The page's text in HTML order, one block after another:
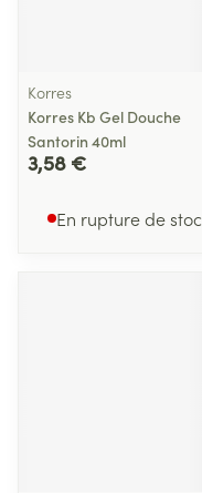
Korres
Korres Kb Gel Douche
Santorin 40ml
3,58 €
En rupture de